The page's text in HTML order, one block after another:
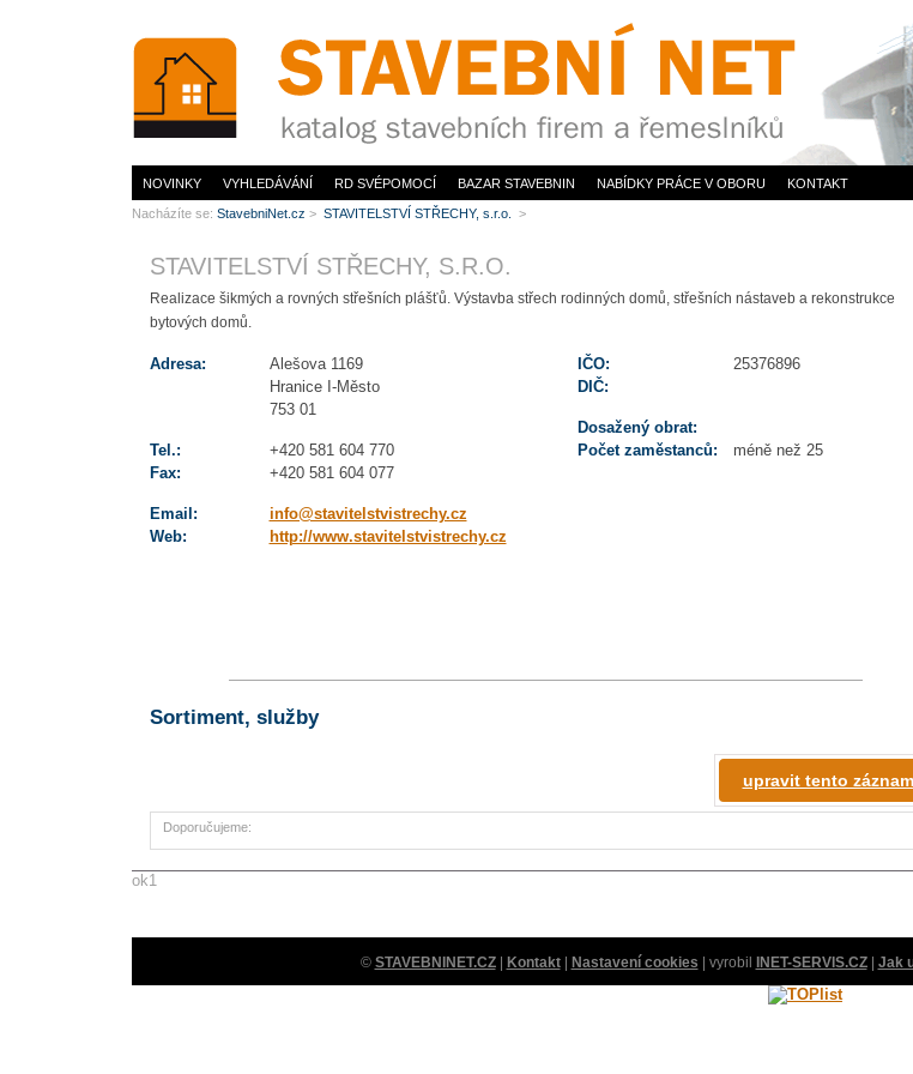
STAVITELSTVÍ STŘECHY, S.R.O.
Realizace šikmých a rovných střešních plášťů. Výstavba střech rodinných domů, střešních nástaveb a rekonstrukce
bytových domů.
Adresa:
Alešova 1169
Hranice I-Město
753 01
Tel.:
+420 581 604 770
Fax:
+420 581 604 077
Email:
info@stavitelstvistrechy.cz
Web:
http://www.stavitelstvistrechy.cz
IČO:
25376896
DIČ:
Dosažený obrat:
Počet zaměstanců:
méně než 25
Sortiment, služby
upravit tento záznam
Doporučujeme:
ok1
NOVINKY VYHLEDÁVÁNÍ RD SVÉPOMOCÍ BAZAR STAVEBNIN NABÍDKY PRÁCE V OBORU KONTAKT
Nacházíte se: StavebniNet.cz > STAVITELSTVÍ STŘECHY, s.r.o. >
© STAVEBNINET.CZ| Kontakt| Nastavení cookies | vyrobil INET-SERVIS.CZ| Jak